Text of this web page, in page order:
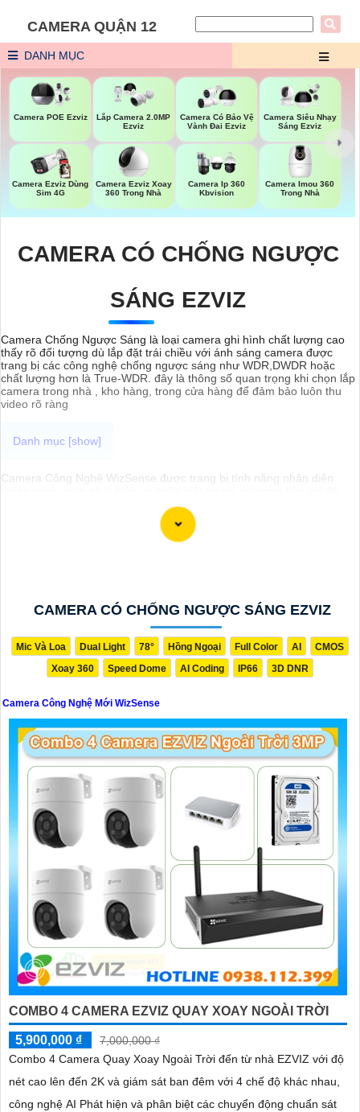
CAMERA QUẬN 12
DANH MỤC
Camera POE Ezviz
Lắp Camera 2.0MP
Ezviz
Camera Có Bảo Vệ
Vành Đai Ezviz
Camera Siêu Nhạy
Sáng Ezviz
Camera Ezviz Dùng
Sim 4G
Camera Ezviz Xoay
360 Trong Nhà
Camera Ip 360
Kbvision
Camera Imou 360
Trong Nhà
CAMERA CÓ CHỐNG NGƯỢC
SÁNG EZVIZ
Camera Chống Ngược Sáng là loại camera ghi hình chất lượng cao
thấy rõ đối tượng dù lắp đặt trái chiều với ánh sáng camera được
trang bị các công nghệ chống ngược sáng như WDR,DWDR hoặc
chất lượng hơn là True-WDR. đây là thông số quan trọng khi chọn lắp
camera trong nhà , kho hàng, trong cửa hàng để đảm bảo luôn thu
video rõ ràng
Camera Công Nghệ WizSense được trang bị tính năng nhận diện
chính xác cao. Hệ thống có khả năng tự động phân tích hình ảnh,
giảm thiểu cảnh báo giả mạo. Ngoài ra, camera còn hỗ trợ quan sát
rõ nét trong điều kiện ánh sáng yếu nhờ công nghệ Starlight và các
tính năng này giúp nâng cao hiệu quả giám sát và bảo vệ an ninh tốt
CAMERA CÓ CHỐNG NGƯỢC SÁNG EZVIZ
Mic Và Loa Dual Light 78° Hồng Ngoại Full Color AI
CMOS
Xoay 360
Speed Dome AI Coding IP66 3D DNR
Camera Công Nghệ Mới WizSense
COMBO 4 CAMERA EZVIZ QUAY XOAY NGOÀI TRỜI
5,900,000 ₫
7,000,000 ₫
Combo 4 Camera Quay Xoay Ngoài Trời đến từ nhà EZVIZ với độ
nét cao lên đến 2K và giám sát ban đêm với 4 chế độ khác nhau,
công nghệ AI Phát hiện và phân biệt các chuyển động chuẩn sát